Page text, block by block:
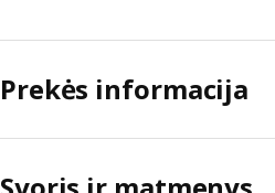
Prekės informacija